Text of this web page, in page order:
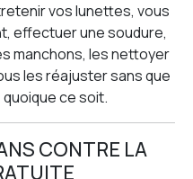
vos lunettes, vous
effectuer une soudure,
manchons, les nettoyer
les réajuster sans que
ce soit.
CONTRE LA